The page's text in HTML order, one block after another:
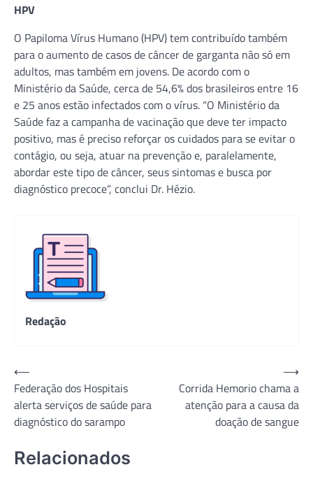
HPV
O Papiloma Vírus Humano (HPV) tem contribuído também
para o aumento de casos de câncer de garganta não só em
adultos, mas também em jovens. De acordo com o
Ministério da Saúde, cerca de 54,6% dos brasileiros entre 16
e 25 anos estão infectados com o vírus. “O Ministério da
Saúde faz a campanha de vacinação que deve ter impacto
positivo, mas é preciso reforçar os cuidados para se evitar o
contágio, ou seja, atuar na prevenção e, paralelamente,
abordar este tipo de câncer, seus sintomas e busca por
diagnóstico precoce”, conclui Dr. Hézio.
Redação
Navegação
de
Post
⟵
Federação dos Hospitais
alerta serviços de saúde para
diagnóstico do sarampo
Corrida Hemorio chama a
atenção para a causa da
doação de sangue
⟶
Relacionados